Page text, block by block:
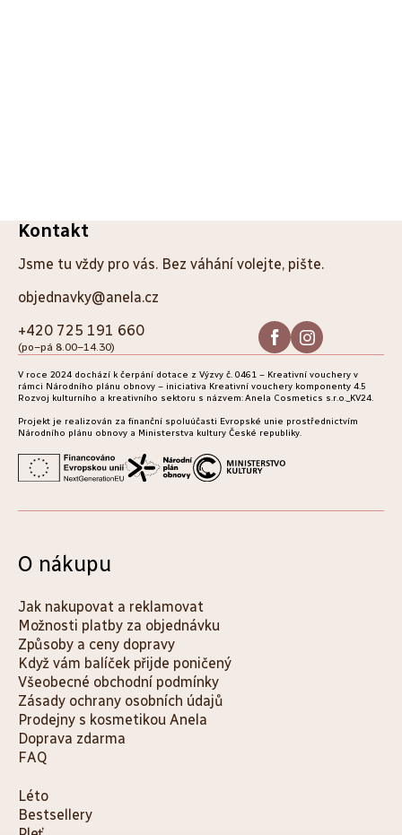
Kontakt
Jsme tu vždy pro vás. Bez váhání volejte, pište.
objednavky@anela.cz
+420 725 191 660
(po–pá 8.00–14.30)
V roce 2024 dochází k čerpání dotace z Výzvy č. 0461 – Kreativní vouchery v
rámci Národního plánu obnovy – iniciativa Kreativní vouchery komponenty 4.5
Rozvoj kulturního a kreativního sektoru s názvem: Anela Cosmetics s.r.o._KV24.
Projekt je realizován za finanční spoluúčasti Evropské unie prostřednictvím
Národního plánu obnovy a Ministerstva kultury České republiky.
O nákupu
Jak nakupovat a reklamovat
Možnosti platby za objednávku
Způsoby a ceny dopravy
Když vám balíček přijde poničený
Všeobecné obchodní podmínky
Zásady ochrany osobních údajů
Prodejny s kosmetikou Anela
Doprava zdarma
FAQ
K
a
Léto
Bestsellery